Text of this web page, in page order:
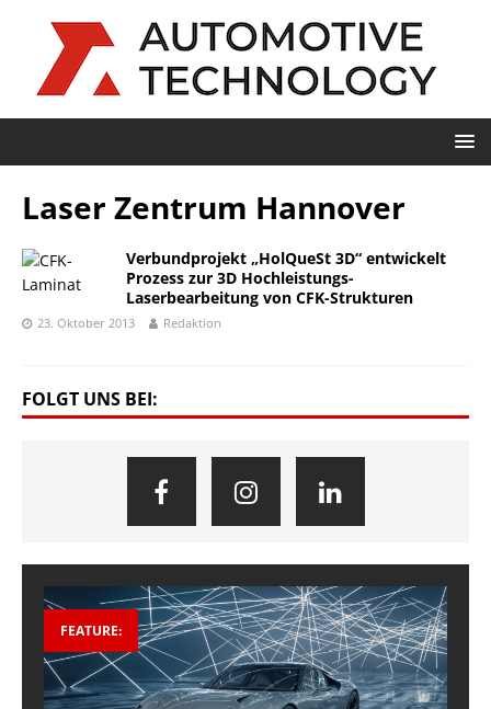
Laser Zentrum Hannover
Verbundprojekt „HolQueSt 3D“ entwickelt
Prozess zur 3D Hochleistungs-
Laserbearbeitung von CFK-Strukturen
23. Oktober 2013 Redaktion
FOLGT UNS BEI:
FEATURE: